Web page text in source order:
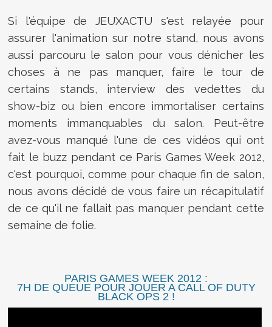
Si l'équipe de JEUXACTU s'est relayée pour
assurer l'animation sur notre stand, nous avons
aussi parcouru le salon pour vous dénicher les
choses à ne pas manquer, faire le tour de
certains stands, interview des vedettes du
show-biz ou bien encore immortaliser certains
moments immanquables du salon. Peut-être
avez-vous manqué l'une de ces vidéos qui ont
fait le buzz pendant ce Paris Games Week 2012,
c'est pourquoi, comme pour chaque fin de salon,
nous avons décidé de vous faire un récapitulatif
de ce qu'il ne fallait pas manquer pendant cette
semaine de folie.
PARIS GAMES WEEK 2012 :
7H DE QUEUE POUR JOUER A CALL OF DUTY
BLACK OPS 2 !